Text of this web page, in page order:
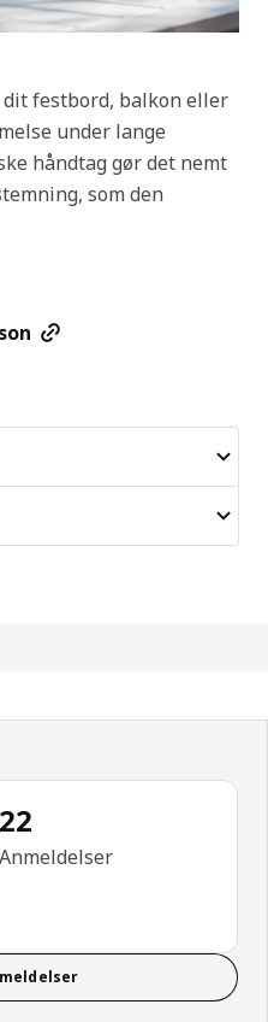
festbord, balkon eller
under lange
håndtag gør det nemt
som den
Ud af 5 Stjerner. Anmeldelser i
22
Anmeldelser